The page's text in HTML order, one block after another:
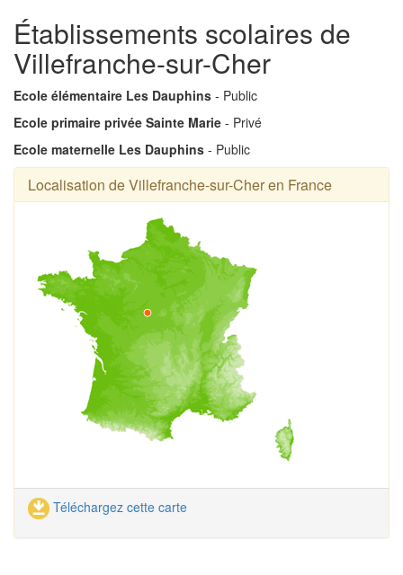
Établissements scolaires de
Villefranche-sur-Cher
Ecole élémentaire Les Dauphins - Public
Ecole primaire privée Sainte Marie - Privé
Ecole maternelle Les Dauphins - Public
Localisation de Villefranche-sur-Cher en France
Téléchargez cette carte